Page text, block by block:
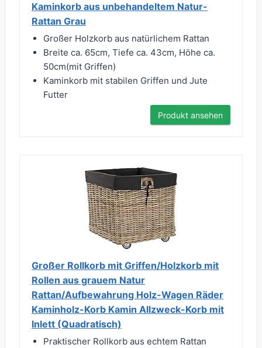
Kaminkorb aus unbehandeltem Natur-
Rattan Grau
Großer Holzkorb aus natürlichem Rattan
Breite ca. 65cm, Tiefe ca. 43cm, Höhe ca.
50cm(mit Griffen)
Kaminkorb mit stabilen Griffen und Jute
Futter
Produkt ansehen
Großer Rollkorb mit Griffen/Holzkorb mit
Rollen aus grauem Natur
Rattan/Aufbewahrung Holz-Wagen Räder
Kaminholz-Korb Kamin Allzweck-Korb mit
Inlett (Quadratisch)
Praktischer Rollkorb aus echtem Rattan